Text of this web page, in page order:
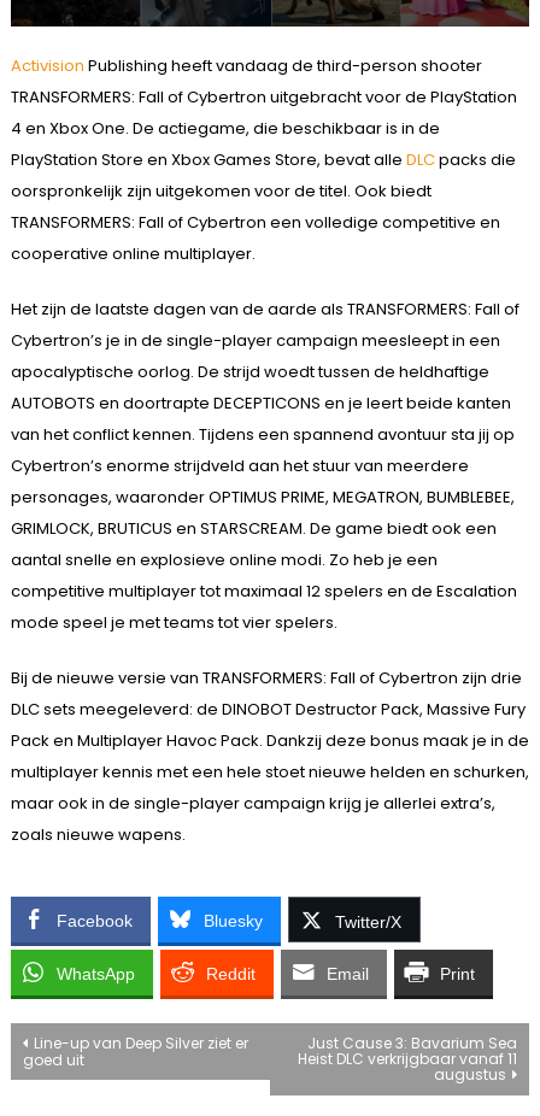
Activision Publishing heeft vandaag de third-person shooter
TRANSFORMERS: Fall of Cybertron uitgebracht voor de PlayStation
4 en Xbox One. De actiegame, die beschikbaar is in de
PlayStation Store en Xbox Games Store, bevat alle DLCpacks die
oorspronkelijk zijn uitgekomen voor de titel. Ook biedt
TRANSFORMERS: Fall of Cybertron een volledige competitive en
cooperative online multiplayer.
Het zijn de laatste dagen van de aarde als TRANSFORMERS: Fall of
Cybertron’s je in de single-player campaign meesleept in een
apocalyptische oorlog. De strijd woedt tussen de heldhaftige
AUTOBOTS en doortrapte DECEPTICONS en je leert beide kanten
van het conflict kennen. Tijdens een spannend avontuur sta jij op
Cybertron’s enorme strijdveld aan het stuur van meerdere
personages, waaronder OPTIMUS PRIME, MEGATRON, BUMBLEBEE,
GRIMLOCK, BRUTICUS en STARSCREAM. De game biedt ook een
aantal snelle en explosieve online modi. Zo heb je een
competitive multiplayer tot maximaal 12 spelers en de Escalation
mode speel je met teams tot vier spelers.
Bij de nieuwe versie van TRANSFORMERS: Fall of Cybertron zijn drie
DLC sets meegeleverd: de DINOBOT Destructor Pack, Massive Fury
Pack en Multiplayer Havoc Pack. Dankzij deze bonus maak je in de
multiplayer kennis met een hele stoet nieuwe helden en schurken,
maar ook in de single-player campaign krijg je allerlei extra’s,
zoals nieuwe wapens.
Facebook Bluesky Twitter/X
WhatsApp Reddit Email Print
Bericht
Line-up van Deep Silver ziet er
goed uit
Just Cause 3: Bavarium Sea
Heist DLC verkrijgbaar vanaf 11
augustus